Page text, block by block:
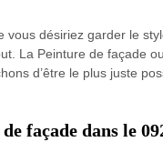
désiriez garder le
La Peinture de façade
d’être le plus juste
façade dans le